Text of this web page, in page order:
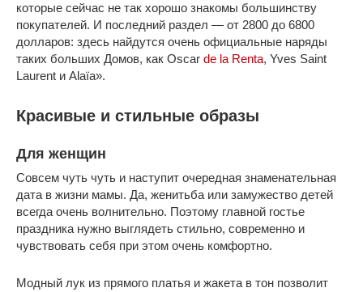
которые сейчас не так хорошо знакомы большинству
покупателей. И последний раздел — от 2800 до 6800
долларов: здесь найдутся очень официальные наряды
таких больших Домов, как Oscar de la Renta, Yves Saint
Laurent и Alaïa».
Красивые и стильные образы
Для женщин
Совсем чуть чуть и наступит очередная знаменательная
дата в жизни мамы. Да, женитьба или замужество детей
всегда очень волнительно. Поэтому главной гостье
праздника нужно выглядеть стильно, современно и
чувствовать себя при этом очень комфортно.
Модный лук из прямого платья и жакета в тон позволит